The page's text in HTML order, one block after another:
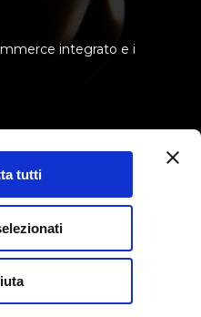
tutti
integrato e i